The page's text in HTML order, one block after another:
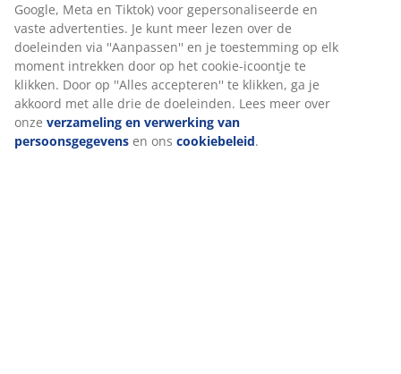
Specificaties
Beoordelingen
(0)